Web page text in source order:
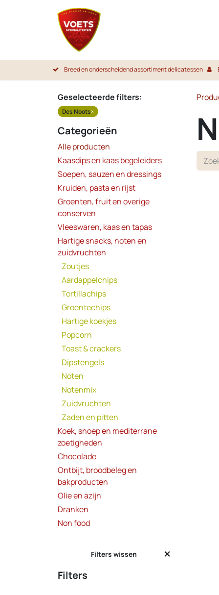
Overslaan naar inhoud
Breed en onderscheidend assortiment delicatessen
Geselecteerde filters:
Des Noots×
Categorieën
Alle producten
Kaasdips en kaas begeleiders
Soepen, sauzen en dressings
Kruiden, pasta en rijst
Groenten, fruit en overige
conserven
Vleeswaren, kaas en tapas
Hartige snacks, noten en
zuidvruchten
Zoutjes
Aardappelchips
Tortillachips
Groentechips
Hartige koekjes
Popcorn
Toast & crackers
Dipstengels
Noten
Notenmix
Zuidvruchten
Zaden en pitten
Koek, snoep en mediterrane
zoetigheden
Chocolade
Ontbijt, broodbeleg en
bakproducten
Olie en azijn
Dranken
Non food
Filters wissen
Filters